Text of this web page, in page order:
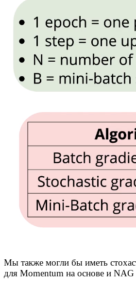
Мы также могли бы иметь
для Momentum на основе и